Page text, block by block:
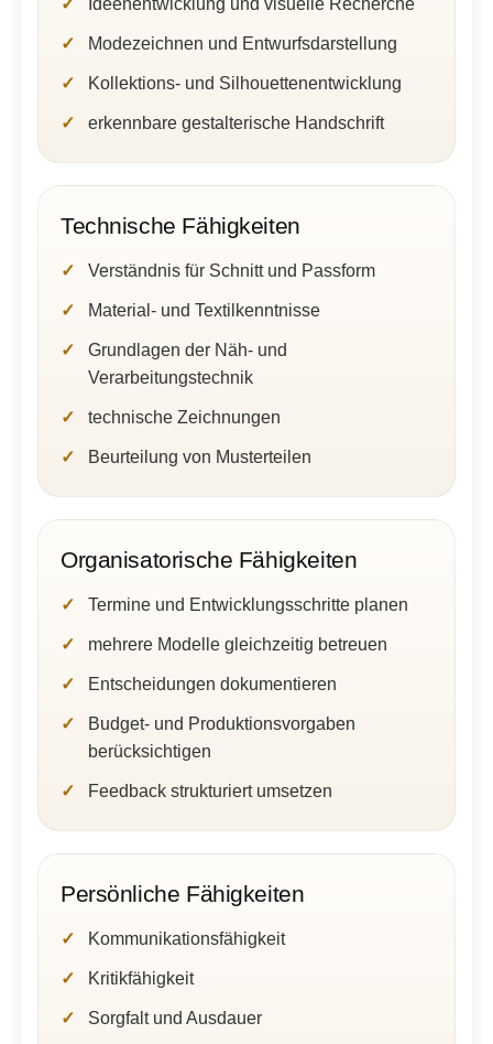
Modezeichnen und Entwurfsdarstellung
Kollektions- und Silhouettenentwicklung
erkennbare gestalterische Handschrift
Technische Fähigkeiten
Verständnis für Schnitt und Passform
Material- und Textilkenntnisse
Grundlagen der Näh- und
Verarbeitungstechnik
technische Zeichnungen
Beurteilung von Musterteilen
Organisatorische Fähigkeiten
Termine und Entwicklungsschritte planen
mehrere Modelle gleichzeitig betreuen
Entscheidungen dokumentieren
Budget- und Produktionsvorgaben
berücksichtigen
Feedback strukturiert umsetzen
Persönliche Fähigkeiten
Kommunikationsfähigkeit
Kritikfähigkeit
Sorgfalt und Ausdauer